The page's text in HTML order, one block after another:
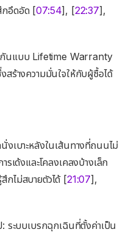
กอึดอัด [07:54], [22:37],
กันแบบ Lifetime Warranty
สร้างความมั่นใจให้กับผู้ซื้อได้
งเบาะหลังในเส้นทางที่ถนนไม่
รเด้งและโคลงเคลงบ้างเล็ก
กไม่สบายตัวได้ [21:07],
ระบบเบรกฉุกเฉินที่ตั้งค่าเป็น